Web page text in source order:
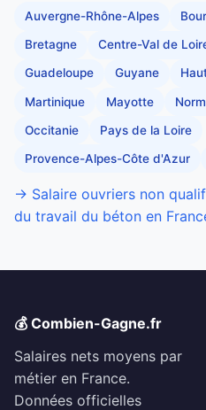
Auvergne-Rhône-Alpes
Bretagne Centre-Val de
Guadeloupe Guyane
Martinique Mayotte
Occitanie Pays de la Loire
Provence-Alpes-Côte d'Azur
→ Salaire ouvriers non
du travail du béton en
💰 Combien-Gagne.fr
Salaires nets moyens par
métier en France.
Données officielles